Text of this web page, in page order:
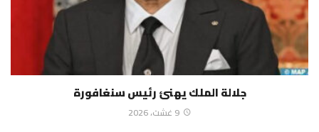
جلالة الملك يهنئ رئيس سنغافورة
9 غشت، 2026